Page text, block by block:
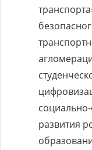
развития